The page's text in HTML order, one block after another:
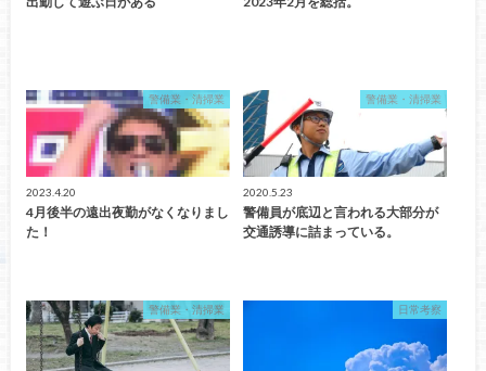
警備業・清掃業
2023.4.20
4月後半の遠出夜勤がなくなりまし
た！
警備業・清掃業
2020.5.23
警備員が底辺と言われる大部分が
交通誘導に詰まっている。
警備業・清掃業 日常考察